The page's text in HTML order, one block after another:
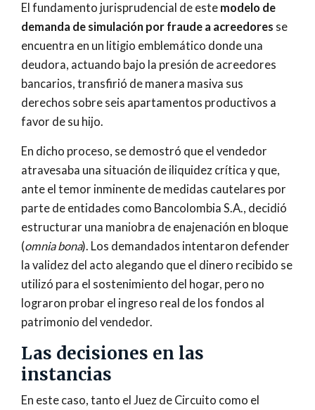
El fundamento jurisprudencial de este modelo de
demanda de simulación por fraude a acreedores se
encuentra en un litigio emblemático donde una
deudora, actuando bajo la presión de acreedores
bancarios, transfirió de manera masiva sus
derechos sobre seis apartamentos productivos a
favor de su hijo.
En dicho proceso, se demostró que el vendedor
atravesaba una situación de iliquidez crítica y que,
ante el temor inminente de medidas cautelares por
parte de entidades como Bancolombia S.A., decidió
estructurar una maniobra de enajenación en bloque
(omnia bona). Los demandados intentaron defender
la validez del acto alegando que el dinero recibido se
utilizó para el sostenimiento del hogar, pero no
lograron probar el ingreso real de los fondos al
patrimonio del vendedor.
Las decisiones en las
instancias
En este caso, tanto el Juez de Circuito como el